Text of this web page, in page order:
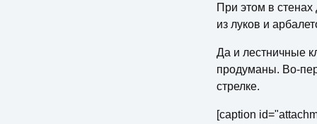
При этом в
из луков и
Да и лестничные
продуманы. Во-
стрелке.
[caption